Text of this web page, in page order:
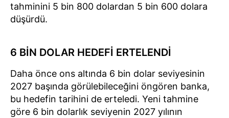
tahminini 5 bin 800 dolardan 5 bin 600 dolara
düşürdü.
6 BİN DOLAR HEDEFİ ERTELENDİ
Daha önce ons altında 6 bin dolar seviyesinin
2027 başında görülebileceğini öngören banka,
bu hedefin tarihini de erteledi. Yeni tahmine
göre 6 bin dolarlık seviyenin 2027 yılının